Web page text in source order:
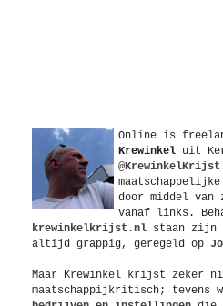
Online is
Krewinkel uit
@KrewinkelKrijst
door middel
vanaf links.
krewinkelkrijst.nl staan zijn
altijd grappig, geregeld op
Maar Krewinkel krijst zeker
maatschappijkritisch; tevens